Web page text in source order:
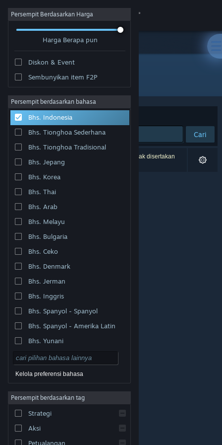
Login
Tentang
Bantuan
Ubah bahasa
Dapatkan Aplikasi Seluler Steam
Lihat situs web desktop
Undang. Semua merek dagang merupakan hak pemilik
Legal| Aksesibilitas
Pengembalian Dana
Persempit Berdasarkan Harga
Harga Berapa pun
Diskon & Event
Sembunyikan item F2P
Persempit berdasarkan bahasa
Bhs. Indonesia
Bhs. Tionghoa Sederhana
Bhs. Tionghoa Tradisional
Bhs. Jepang
Bhs. Korea
Bhs. Thai
Bhs. Arab
Bhs. Melayu
Bhs. Bulgaria
Bhs. Ceko
Bhs. Denmark
Bhs. Jerman
Bhs. Inggris
Bhs. Spanyol - Spanyol
Bhs. Spanyol - Amerika Latin
Bhs. Yunani
Kelola preferensi bahasa
Persempit berdasarkan tag
Strategi
Aksi
Petualangan
Penerbit: Ginormocorp Holdings Ltd
Berdasarkan Relevansi
Cari
0 hasil cocok dengan pencarianmu. 2 produk tidak disertakan
berdasarkan preferensimu.